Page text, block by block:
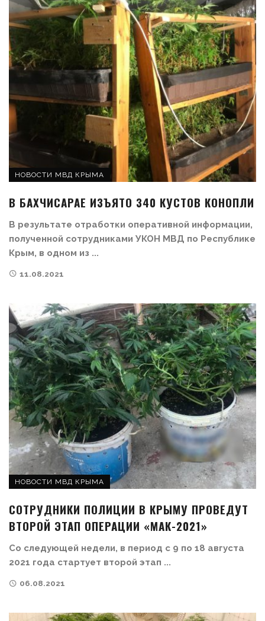
НОВОСТИ МВД КРЫМА
В БАХЧИСАРАЕ ИЗЪЯТО 340 КУСТОВ КОНОПЛИ
В результате отработки оперативной информации,
полученной сотрудниками УКОН МВД по Республике
Крым, в одном из ...
11.08.2021
НОВОСТИ МВД КРЫМА
СОТРУДНИКИ ПОЛИЦИИ В КРЫМУ ПРОВЕДУТ
ВТОРОЙ ЭТАП ОПЕРАЦИИ «МАК-2021»
Со следующей недели, в период с 9 по 18 августа
2021 года стартует второй этап ...
06.08.2021